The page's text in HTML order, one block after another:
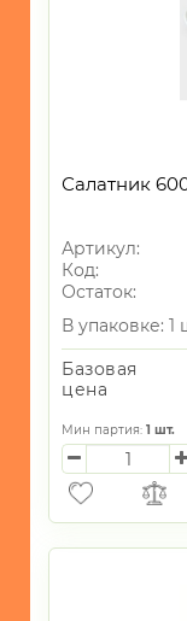
Салатник
Артикул:
Код:
Остаток:
В упаковке: 1
Базовая
цена
Мин партия: 1 шт.